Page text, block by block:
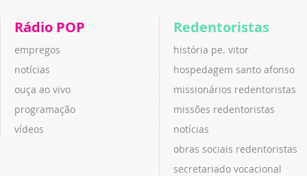
Rádio POP
empregos
notícias
ouça ao vivo
programação
vídeos
Redentoristas
história pe. vitor
hospedagem santo afonso
missionários redentoristas
missões redentoristas
notícias
obras sociais redentoristas
secretariado vocacional